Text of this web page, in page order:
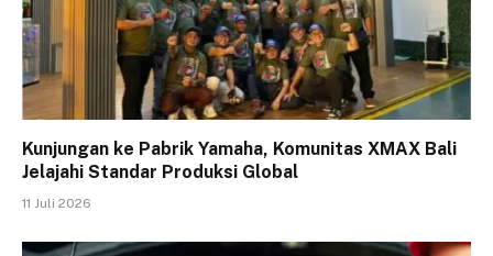
Kunjungan ke Pabrik Yamaha, Komunitas XMAX Bali
Jelajahi Standar Produksi Global
11 Juli 2026